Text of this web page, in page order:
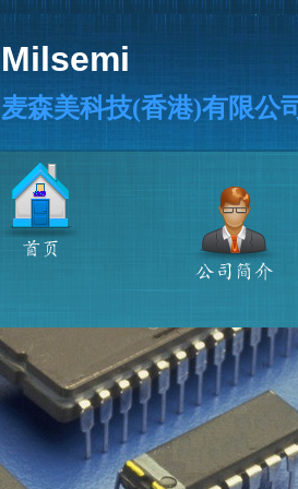
Milsemi
麦森美科技(香港)有限公